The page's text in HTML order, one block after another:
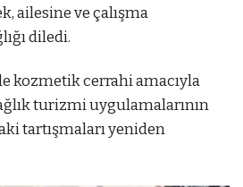
ailesine ve çalışma
diledi.
kozmetik cerrahi amacıyla
turizmi uygulamalarının
tartışmaları yeniden